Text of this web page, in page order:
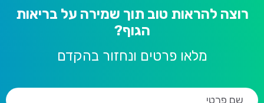
רוצה להראות טוב תוך שמירה על בריאות
הגוף?
מלאו פרטים ונחזור בהקדם